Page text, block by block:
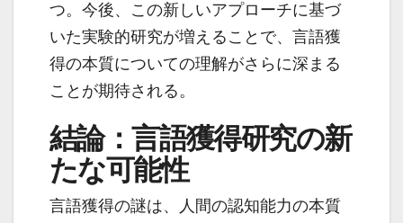
つ。今後、この新しいアプローチに基づ
いた実験的研究が増えることで、言語獲
得の本質についての理解がさらに深まる
ことが期待される。
結論：言語獲得研究の新
たな可能性
言語獲得の謎は、人間の認知能力の本質